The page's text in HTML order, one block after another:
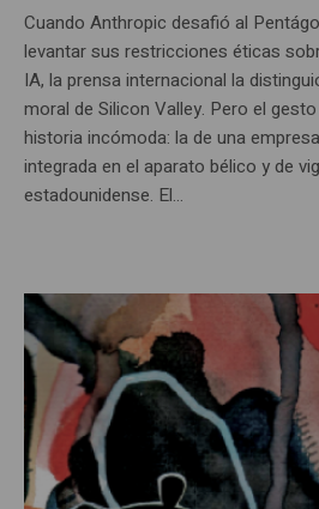
Cuando Anthropic desafió al
levantar sus restricciones éticas
IA, la prensa internacional la
moral de Silicon Valley. Pero el
historia incómoda: la de una
integrada en el aparato bélico y de
estadounidense. El...